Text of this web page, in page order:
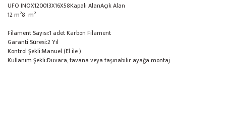
UFO INOX120013X16X58Kapalı AlanAçık Alan
12 m²8 m²
Filament Sayısı:1 adet Karbon Filament
Garanti Süresi:2 Yıl
Kontrol Şekli:Manuel (El ile )
Kullanım Şekli:Duvara, tavana veya taşınabilir ayağa montaj